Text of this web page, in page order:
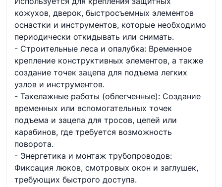
кожухов, дверок, быстросъемных элементов
оснастки и инструментов, которые необходимо
периодически откидывать или снимать.
- Строительные леса и опалубка: Временное
крепление конструктивных элементов, а также
создание точек зацепа для подъема легких
узлов и инструментов.
- Такелажные работы (облегченные): Создание
временных или вспомогательных точек
подъема и зацепа для тросов, цепей или
карабинов, где требуется возможность
поворота.
- Энергетика и монтаж трубопроводов:
Фиксация люков, смотровых окон и заглушек,
требующих быстрого доступа.